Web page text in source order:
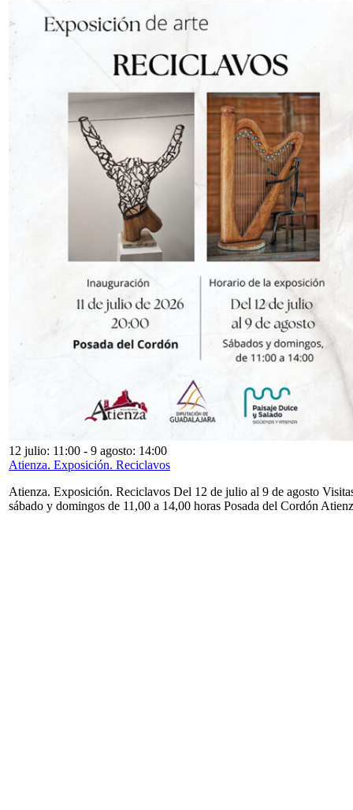
12 julio: 11:00 - 9 agosto: 14:00
Atienza. Exposición. Reciclavos
Atienza. Exposición. Reciclavos Del 12 de julio al 9 de agosto
sábado y domingos de 11,00 a 14,00 horas Posada del Cordón